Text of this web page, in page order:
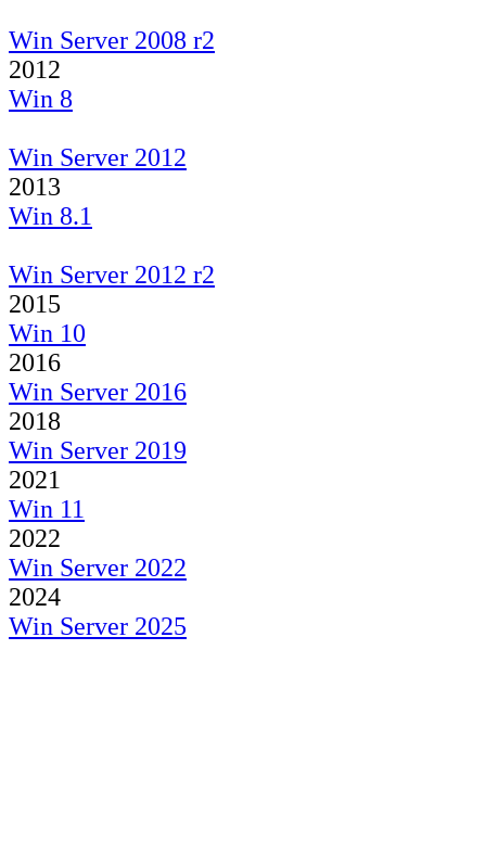
Win Server 2008 r2
2012
Win 8
Win Server 2012
2013
Win 8.1
Win Server 2012 r2
2015
Win 10
2016
Win Server 2016
2018
Win Server 2019
2021
Win 11
2022
Win Server 2022
2024
Win Server 2025